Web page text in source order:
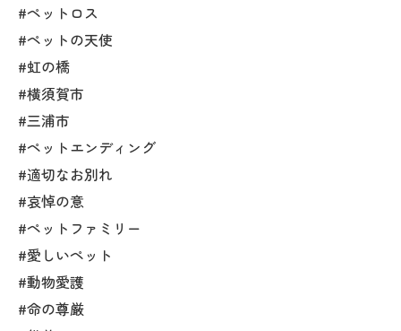
#ペットロス
#ペットの天使
#虹の橋
#横須賀市
#三浦市
#ペットエンディング
#適切なお別れ
#哀悼の意
#ペットファミリー
#愛しいペット
#動物愛護
#命の尊厳